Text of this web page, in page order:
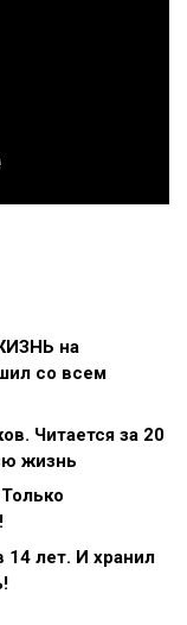
на
со всем
Читается за 20
жизнь
лет. И хранил